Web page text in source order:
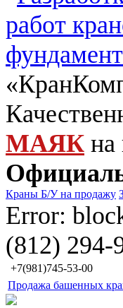
МАЯК на
Краны Б/У на продажу
Error:
(812) 294-
+7(981)745-53-00
Продажа башенных